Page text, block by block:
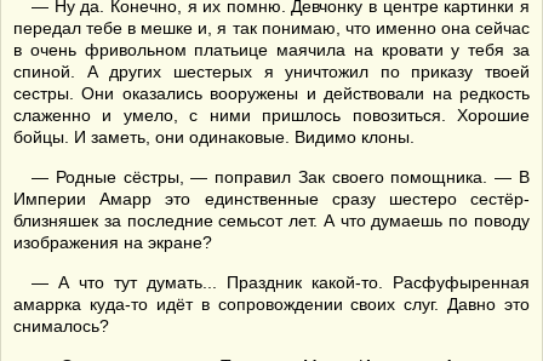
— Ну да. Конечно, я их помню. Девчонку в центре картинки я
передал тебе в мешке и, я так понимаю, что именно она сейчас
в очень фривольном платьице маячила на кровати у тебя за
спиной. А других шестерых я уничтожил по приказу твоей
сестры. Они оказались вооружены и действовали на редкость
слаженно и умело, с ними пришлось повозиться. Хорошие
бойцы. И заметь, они одинаковые. Видимо клоны.
— Родные сёстры, — поправил Зак своего помощника. — В
Империи Амарр это единственные сразу шестеро сестёр-
близняшек за последние семьсот лет. А что думаешь по поводу
изображения на экране?
— А что тут думать... Праздник какой-то. Расфуфыренная
амаррка куда-то идёт в сопровождении своих слуг. Давно это
снималось?